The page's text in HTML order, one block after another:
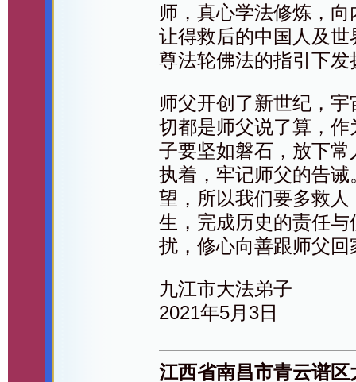
师，真心学法修炼，
让得救后的中国人及
尊法轮佛法的指引下
师父开创了新世纪，
切都是师父说了算，
子要坚如磐石，放下
执着，牢记师父的告
望，所以我们要多救
生，完成历史的责任
扰，修心向善跟师父回
九江市大法弟子
2021年5月3日
江西省南昌市青云谱